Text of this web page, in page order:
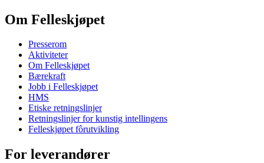
Om Felleskjøpet
Presserom
Aktiviteter
Om Felleskjøpet
Bærekraft
Jobb i Felleskjøpet
HMS
Etiske retningslinjer
Retningslinjer for kunstig intellingens
Felleskjøpet fôrutvikling
For leverandører